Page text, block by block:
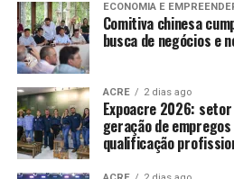
ECONOMIA E
Comitiva chinesa
busca de negócios e
ACRE 2 dias ago
Expoacre 2026:
geração de
qualificação